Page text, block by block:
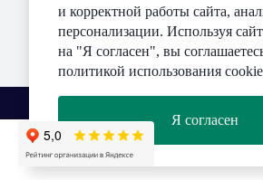
и корректной работы сайта,
персонализации. Используя
на "Я согласен", вы
политикой использования
Я согласен